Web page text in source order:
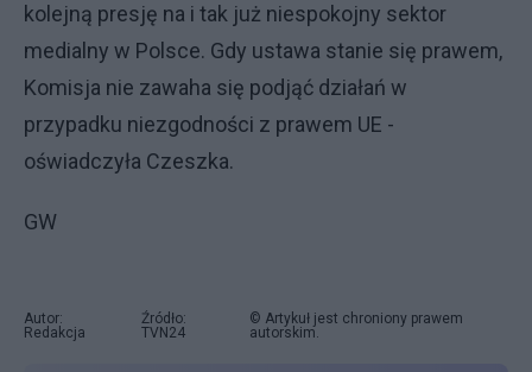
kolejną presję na i tak już niespokojny sektor
medialny w Polsce. Gdy ustawa stanie się prawem,
Komisja nie zawaha się podjąć działań w
przypadku niezgodności z prawem UE -
oświadczyła Czeszka.
GW
Autor:
Redakcja
Źródło:
TVN24
© Artykuł jest chroniony prawem
autorskim.